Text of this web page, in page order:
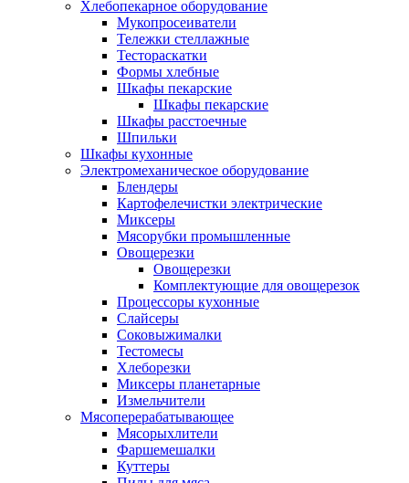
Хлебопекарное оборудование
Мукопросеиватели
Тележки стеллажные
Тестораскатки
Формы хлебные
Шкафы пекарские
Шкафы пекарские
Шкафы расстоечные
Шпильки
Шкафы кухонные
Электромеханическое оборудование
Блендеры
Картофелечистки электрические
Миксеры
Мясорубки промышленные
Овощерезки
Овощерезки
Комплектующие для овощерезок
Процессоры кухонные
Слайсеры
Соковыжималки
Тестомесы
Хлеборезки
Миксеры планетарные
Измельчители
Мясоперерабатывающее
Мясорыхлители
Фаршемешалки
Куттеры